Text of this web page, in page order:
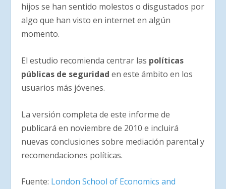
hijos se han sentido molestos o disgustados por
algo que han visto en internet en algún
momento.
El estudio recomienda centrar las políticas
públicas de seguridad en este ámbito en los
usuarios más jóvenes.
La versión completa de este informe de
publicará en noviembre de 2010 e incluirá
nuevas conclusiones sobre mediación parental y
recomendaciones políticas.
Fuente: London School of Economics and